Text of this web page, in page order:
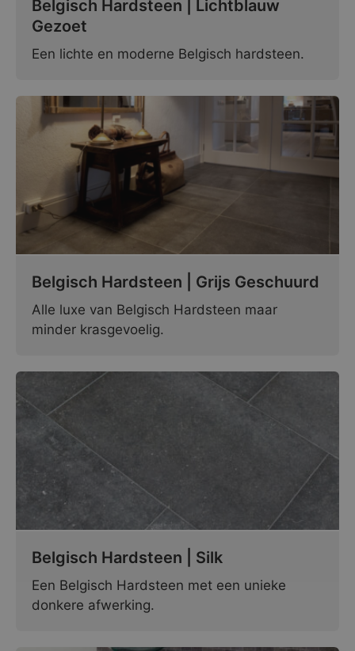
Belgisch Hardsteen | Lichtblauw
Gezoet
Een lichte en moderne Belgisch hardsteen.
Belgisch Hardsteen | Grijs Geschuurd
Alle luxe van Belgisch Hardsteen maar
minder krasgevoelig.
Belgisch Hardsteen | Silk
Een Belgisch Hardsteen met een unieke
donkere afwerking.